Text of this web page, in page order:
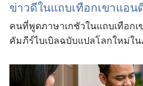
ข่าวดีในแถบเทือกเขาแอน
คนที่พูดภาษาเกชัวในแถบเทือก
คัมภีร์ไบเบิลฉบับแปลโลกใหม่ใน